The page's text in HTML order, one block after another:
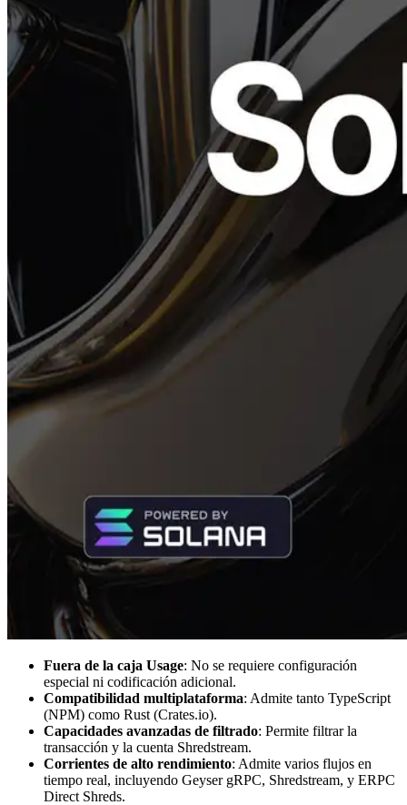
Fuera de la caja Usage: No se requiere configuración
especial ni codificación adicional.
Compatibilidad multiplataforma: Admite tanto TypeScript
(NPM) como Rust (Crates.io).
Capacidades avanzadas de filtrado: Permite filtrar la
transacción y la cuenta Shredstream.
Corrientes de alto rendimiento: Admite varios flujos en
tiempo real, incluyendo Geyser gRPC, Shredstream, y ERPC
Direct Shreds.